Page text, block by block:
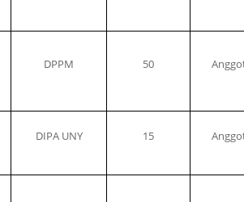
DPPM 50
DIPA UNY 15